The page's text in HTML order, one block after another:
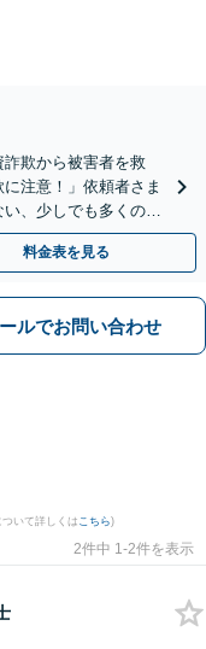
詐欺から被害者を救
注意！」依頼者さま
、少しでも多くの返
料金表を見る
ルでお問い合わせ
いて詳しくは こちら)
2件中 1-2件を表示